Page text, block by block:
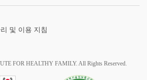
및 이용 지침
FOR HEALTHY FAMILY. All Rights Reserved.